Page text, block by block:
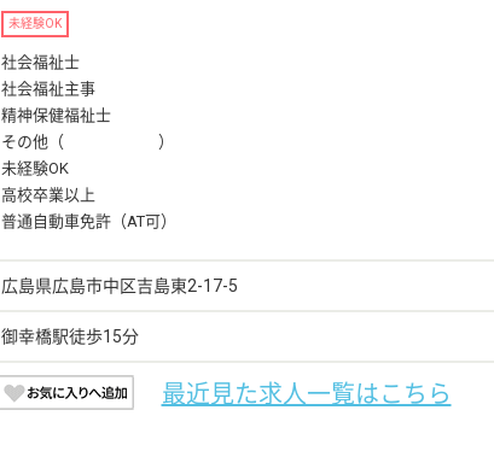
未経験OK
社会福祉士
社会福祉主事
精神保健福祉士
その他（ ）
未経験OK
高校卒業以上
普通自動車免許（AT可）
広島県広島市中区吉島東2-17-5
御幸橋駅徒歩15分
最近見た求人一覧はこちら